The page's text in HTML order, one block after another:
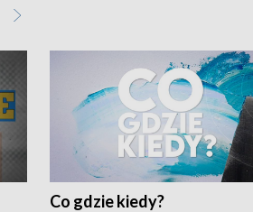
Co gdzie kiedy?